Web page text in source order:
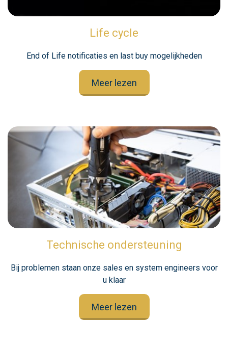
Life cycle
End of Life notificaties en last buy mogelijkheden
Meer lezen
Technische ondersteuning
Bij problemen staan onze sales en system engineers voor
u klaar
Meer lezen